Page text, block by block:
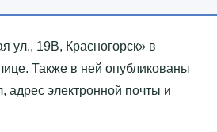
19В, Красногорск»‎ в
Также в ней опубликованы
электронной почты и